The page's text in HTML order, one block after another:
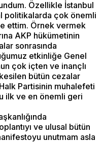
Özellikle İstanbul
politikalarda çok önemli
ettim. Örnek vermek
AKP hükümetinin
sonrasında
etkinliğe Genel
çok içten ve inançlı
bütün cezalar
Partisinin muhalefeti
ilk ve en önemli geri
ve ulusal bütün
unutmam asla